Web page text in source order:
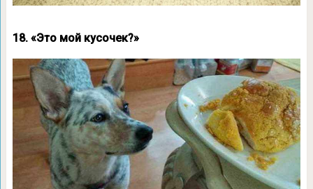
18. «Это мой кусочек?»